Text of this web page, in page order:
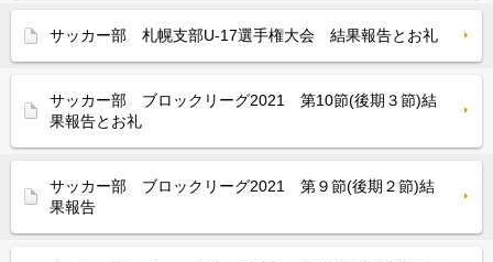
サッカー部 札幌支部U-17選手権大会 結果報告とお礼
サッカー部 ブロックリーグ2021 第10節(後期３節)結
果報告とお礼
サッカー部 ブロックリーグ2021 第９節(後期２節)結
果報告